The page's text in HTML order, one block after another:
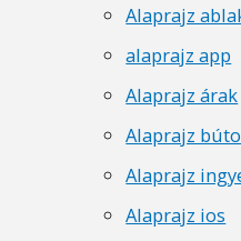
Alaprajz
alaprajz app
Alaprajz árak
Alaprajz
Alaprajz
Alaprajz ios